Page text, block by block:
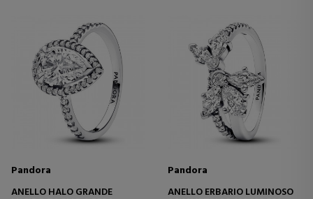
Pandora
ANELLO HALO GRANDE
Pandora
ANELLO ERBARIO LUMINOSO